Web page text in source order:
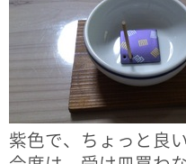
紫色で、ちょっと良